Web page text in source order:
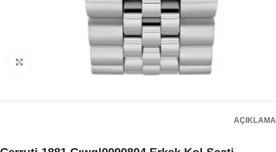
Büyütmek için tıklayın
AÇIKLAMA